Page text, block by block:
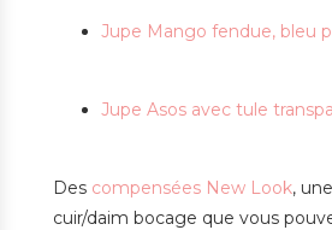
Jupe Mango fendue, bleu
Jupe Asos avec tule
Des compensées New Look,
cuir/daim bocage que vous